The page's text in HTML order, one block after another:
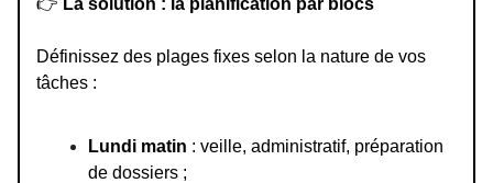
Définissez des plages fixes selon la nature de vos
tâches :
Lundi matin : veille, administratif, préparation
de dossiers ;